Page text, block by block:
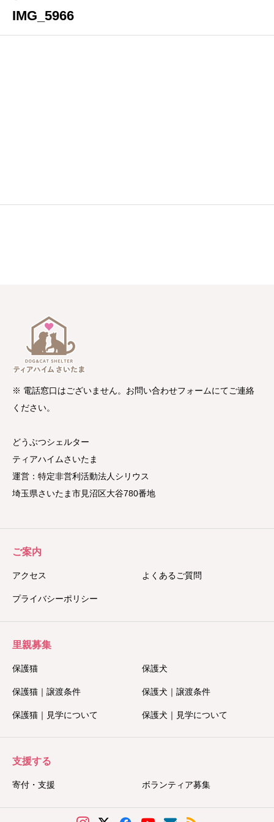
IMG_5966
※ 電話窓口はございません。お問い合わせフォームにてご連絡
ください。
どうぶつシェルター
ティアハイムさいたま
運営：特定非営利活動法人シリウス
埼玉県さいたま市見沼区大谷780番地
ご案内
アクセス よくあるご質問
プライバシーポリシー
里親募集
保護猫 保護犬
保護猫｜譲渡条件 保護犬｜譲渡条件
保護猫｜見学について 保護犬｜見学について
支援する
寄付・支援 ボランティア募集